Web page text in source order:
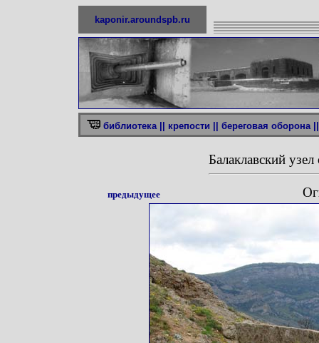
kaponir.aroundspb.ru
библиотека || крепости || береговая оборона ||
Балаклавский
предыдущее